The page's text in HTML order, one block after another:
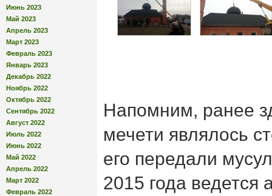
Июнь 2023
Май 2023
Апрель 2023
Март 2023
Февраль 2023
Январь 2023
Декабрь 2022
Ноябрь 2022
Октябрь 2022
Сентябрь 2022
Август 2022
Июль 2022
Июнь 2022
Май 2022
Апрель 2022
Март 2022
Февраль 2022
Напомним, ранее
мечети являлось
его передали
2015 года ведется